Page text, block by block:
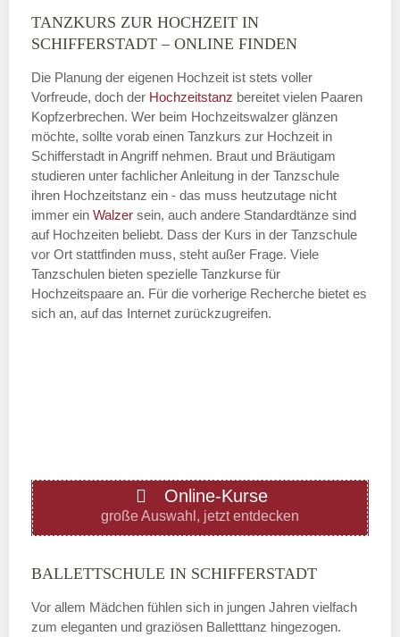
Montag
—
ÖFFNUNGSZEITEN HINZUFÜGEN
Dienstag
—
ÖFFNUNGSZEITEN HINZUFÜGEN
Donnerstag
—
ÖFFNUNGSZEITEN HINZUFÜGEN
TANZKURS ZUR HOCHZEIT IN
SCHIFFERSTADT – ONLINE FINDEN
Die Planung der eigenen Hochzeit ist stets voller
Vorfreude, doch der Hochzeitstanz bereitet vielen Paaren
Kopfzerbrechen. Wer beim Hochzeitswalzer glänzen
möchte, sollte vorab einen Tanzkurs zur Hochzeit in
Schifferstadt in Angriff nehmen. Braut und Bräutigam
studieren unter fachlicher Anleitung in der Tanzschule
ihren Hochzeitstanz ein - das muss heutzutage nicht
immer ein Walzer sein, auch andere Standardtänze sind
auf Hochzeiten beliebt. Dass der Kurs in der Tanzschule
vor Ort stattfinden muss, steht außer Frage. Viele
Tanzschulen bieten spezielle Tanzkurse für
Hochzeitspaare an. Für die vorherige Recherche bietet es
sich an, auf das Internet zurückzugreifen.
Online-Kurse
große Auswahl, jetzt entdecken
BALLETTSCHULE IN SCHIFFERSTADT
Vor allem Mädchen fühlen sich in jungen Jahren vielfach
zum eleganten und graziösen Balletttanz hingezogen.